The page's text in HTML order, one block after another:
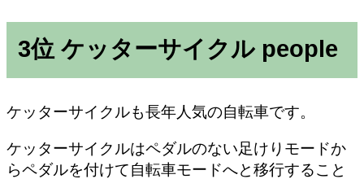
3位 ケッターサイクル people
ケッターサイクルも長年人気の自転車です。
ケッターサイクルはペダルのない足けりモードか
らペダルを付けて自転車モードへと移行すること